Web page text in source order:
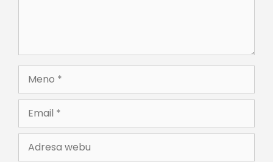
Adresa
webu